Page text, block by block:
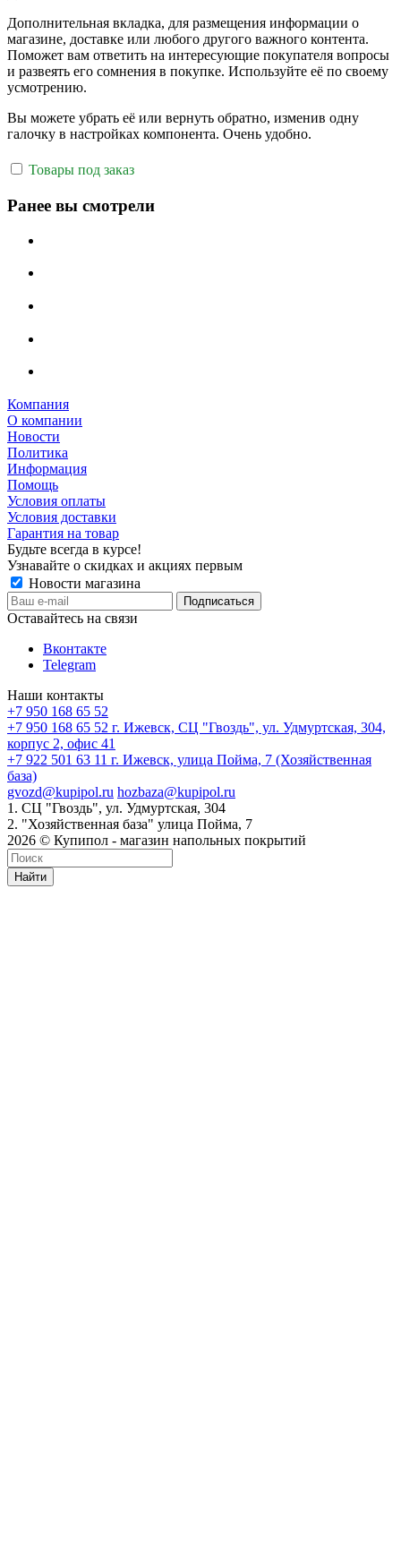
Дополнительная вкладка, для размещения информации о
магазине, доставке или любого другого важного контента.
Поможет вам ответить на интересующие покупателя вопросы
и развеять его сомнения в покупке. Используйте её по своему
усмотрению.
Вы можете убрать её или вернуть обратно, изменив одну
галочку в настройках компонента. Очень удобно.
Товары под заказ
Ранее вы смотрели
Компания
О компании
Новости
Политика
Информация
Помощь
Условия оплаты
Условия доставки
Гарантия на товар
Будьте всегда в курсе!
Узнавайте о скидках и акциях первым
Новости магазина
Оставайтесь на связи
Вконтакте
Telegram
Наши контакты
+7 950 168 65 52
+7 950 168 65 52 г. Ижевск, СЦ "Гвоздь", ул. Удмуртская, 304,
корпус 2, офис 41
+7 922 501 63 11 г. Ижевск, улица Пойма, 7 (Хозяйственная
база)
gvozd@kupipol.ru hozbaza@kupipol.ru
1. СЦ "Гвоздь", ул. Удмуртская, 304
2. "Хозяйственная база" улица Пойма, 7
2026 © Купипол - магазин напольных покрытий
Найти